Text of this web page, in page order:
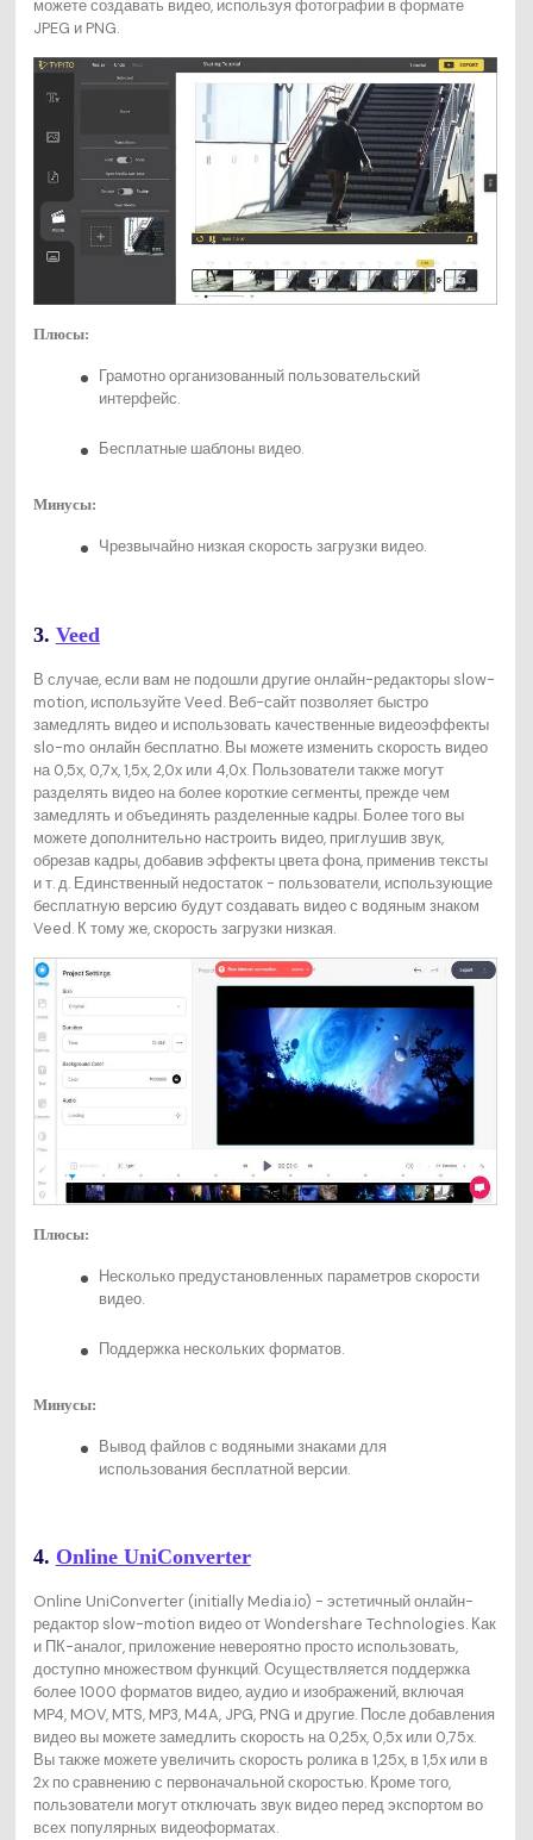
можете создавать видео, используя фотографии в формате
JPEG и PNG.
Плюсы:
Грамотно организованный пользовательский
интерфейс.
Бесплатные шаблоны видео.
Минусы:
Чрезвычайно низкая скорость загрузки видео.
3. Veed
В случае, если вам не подошли другие онлайн-редакторы slow-
motion, используйте Veed. Веб-сайт позволяет быстро
замедлять видео и использовать качественные видеоэффекты
slo-mo онлайн бесплатно. Вы можете изменить скорость видео
на 0,5x, 0,7x, 1,5x, 2,0x или 4,0x. Пользователи также могут
разделять видео на более короткие сегменты, прежде чем
замедлять и объединять разделенные кадры. Более того вы
можете дополнительно настроить видео, приглушив звук,
обрезав кадры, добавив эффекты цвета фона, применив тексты
и т. д. Единственный недостаток - пользователи, использующие
бесплатную версию будут создавать видео с водяным знаком
Veed. К тому же, скорость загрузки низкая.
Плюсы:
Несколько предустановленных параметров скорости
видео.
Поддержка нескольких форматов.
Минусы:
Вывод файлов с водяными знаками для
использования бесплатной версии.
4. Online UniConverter
Online UniConverter (initially Media.io) - эстетичный онлайн-
редактор slow-motion видео от Wondershare Technologies. Как
и ПК-аналог, приложение невероятно просто использовать,
доступно множеством функций. Осуществляется поддержка
более 1000 форматов видео, аудио и изображений, включая
MP4, MOV, MTS, MP3, M4A, JPG, PNG и другие. После добавления
видео вы можете замедлить скорость на 0,25x, 0,5x или 0,75x.
Вы также можете увеличить скорость ролика в 1,25x, в 1,5x или в
2x по сравнению с первоначальной скоростью. Кроме того,
пользователи могут отключать звук видео перед экспортом во
всех популярных видеоформатах.